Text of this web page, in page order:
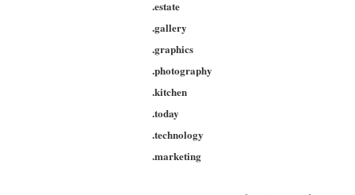
.estate
.gallery
.graphics
.photography
.kitchen
.today
.technology
.marketing